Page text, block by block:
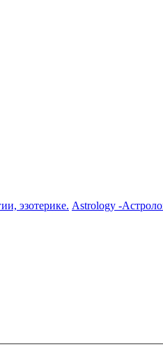
эзотерике. Astrology -